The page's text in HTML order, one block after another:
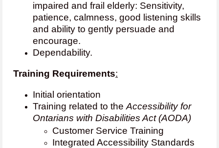
impaired and frail elderly: Sensitivity,
patience, calmness, good listening skills
and ability to gently persuade and
encourage.
Dependability.
Training Requirements:
Initial orientation
Training related to the Accessibility for
Ontarians with Disabilities Act (AODA)
Customer Service Training
Integrated Accessibility Standards